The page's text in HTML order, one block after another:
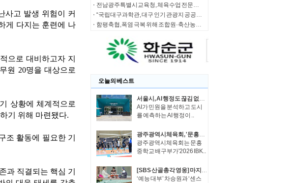
전남광주특별시교육청, 체육수업 전문성 강화 ‘팔 걷었다’
“국립대구과학관, 대구 인기 관광지 공공기관 1위 선정· 과기정통부 기타공공기관 경영평가 ‘A등급(우수)’ 겹경사”
함평축협,폭염 극복 위해 조합원·축산농가에 6천만 원 규모의 스트레스 완화제 무상 지원
오늘의 베스트
서울시, AI 행정도 끊김 없이…'데이터센터' 200억 투입 전면 고도화
AI가 민원을 분석하고 도시
를 예측하는 AI 행정이 ..
광주광역시체육회, '문흥중, 전국 중고배구대회 결승 진출'
광주광역시체육회는 문흥
중학교 배구부가'2026 IBK..
[SBS 산골총각 영웅] 마지막 산골 콘서트! 임영웅, 특별 신청곡으로 전한 감동
‘예능 대부’ 차승원과 ‘센스